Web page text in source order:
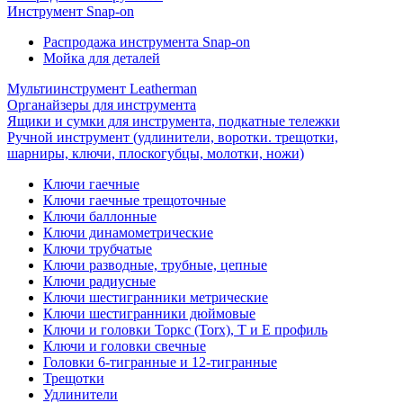
Инструмент Snap-on
Распродажа инструмента Snap-on
Мойка для деталей
Мультиинструмент Leatherman
Органайзеры для инструмента
Ящики и сумки для инструмента, подкатные тележки
Ручной инструмент (удлинители, воротки. трещотки,
шарниры, ключи, плоскогубцы, молотки, ножи)
Ключи гаечные
Ключи гаечные трещоточные
Ключи баллонные
Ключи динамометрические
Ключи трубчатые
Ключи разводные, трубные, цепные
Ключи радиусные
Ключи шестигранники метрические
Ключи шестигранники дюймовые
Ключи и головки Торкс (Torx), Т и Е профиль
Ключи и головки свечные
Головки 6-тигранные и 12-тигранные
Трещотки
Удлинители